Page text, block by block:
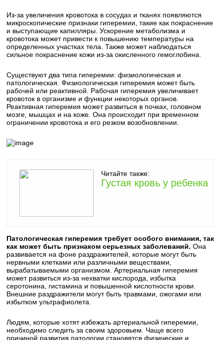
Из-за увеличения кровотока в сосудах и тканях появляются
микроскопические признаки гиперемии, такие как покраснение
и выступающие капилляры. Ускорение метаболизма и
кровотока может привести к повышению температуры на
определенных участках тела. Также может наблюдаться
сильное покраснение кожи из-за окисленного гемоглобина.
Существуют два типа гиперемии: физиологическая и
патологическая. Физиологическая гиперемия может быть
рабочей или реактивной. Рабочая гиперемия увеличивает
кровоток в организме и функции некоторых органов.
Реактивная гиперемия может развиться в почках, головном
мозге, мышцах и на коже. Она происходит при временном
ограничении кровотока и его резком возобновлении.
Читайте также:
Густая кровь у ребенка
Патологическая гиперемия требует особого внимания, так
как может быть признаком серьезных заболеваний. Она
развивается на фоне раздражителей, которые могут быть
нервными клетками или различными веществами,
вырабатываемыми организмом. Артериальная гиперемия
может развиться из-за нехватки кислорода, избытка
серотонина, гистамина и повышенной кислотности крови.
Внешние раздражители могут быть травмами, ожогами или
избытком ультрафиолета.
Людям, которые хотят избежать артериальной гиперемии,
необходимо следить за своим здоровьем. Чаще всего
причиной развития патологии становятся физические и